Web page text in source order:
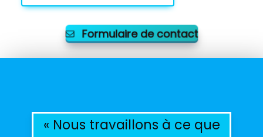
Formulaire de contact
« Nous travaillons à ce que